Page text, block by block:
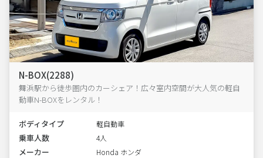
N-BOX(2288)
舞浜駅から徒歩圏内のカーシェア！広々室内空間が大人気の軽自
動車N-BOXをレンタル！
ボディタイプ 軽自動車
乗車人数 4人
メーカー Honda ホンダ